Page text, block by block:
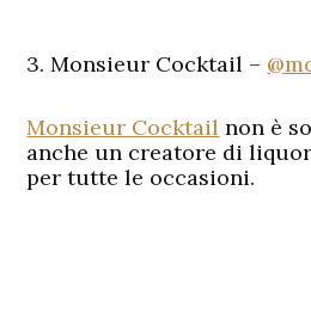
3. Monsieur Cocktail –
Monsieur Cocktail non è
anche un creatore di
per tutte le occasioni.